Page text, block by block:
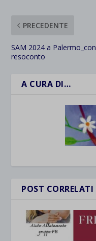
PRECEDENTE
SAM 2024 a Palermo_con
resoconto
A CURA DI…
POST CORRELATI